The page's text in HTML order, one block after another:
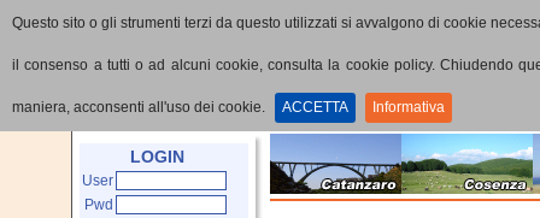
Questo sito o gli strumenti terzi da questo utilizzati si avvalgono di cookie
il consenso a tutti o ad alcuni cookie, consulta la cookie policy. Chiudendo
maniera, acconsenti all'uso dei cookie. ACCETTA Informativa
Dettaglio PoI
LOGIN
User
Pwd